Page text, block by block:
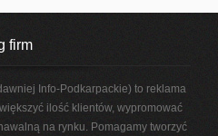
firm
Info-Podkarpackie) to reklama
ilość klientów, wypromować
na rynku. Pomagamy tworzyć